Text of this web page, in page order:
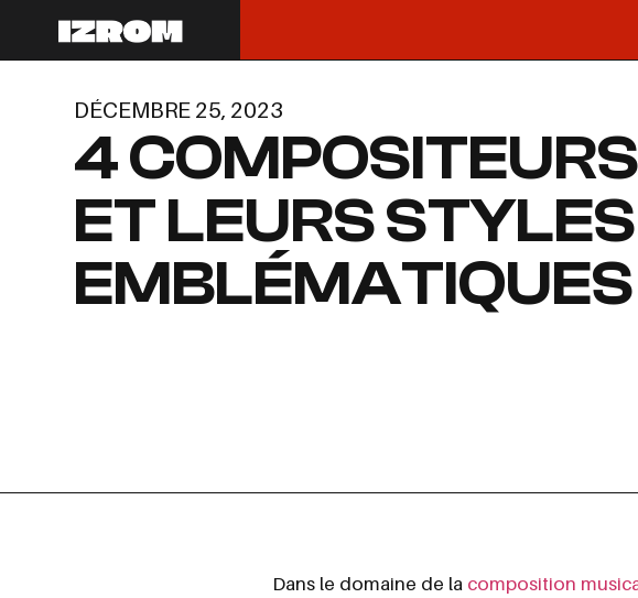
DÉCEMBRE 25, 2023
4 COMPOSITEURS
ET LEURS STYLES
EMBLÉMATIQUES
Dans le domaine de la composition